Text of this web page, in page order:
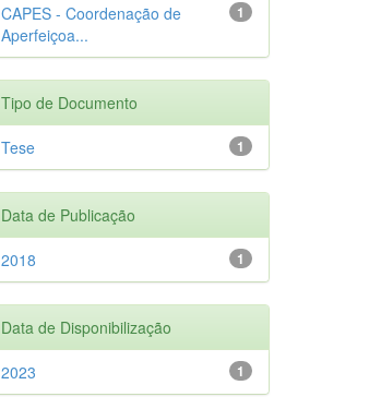
1
CAPES - Coordenação de
Aperfeiçoa...
Tipo de Documento
1
Tese
Data de Publicação
1
2018
Data de Disponibilização
1
2023